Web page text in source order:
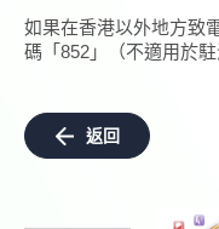
如果在香港以外地方致
碼「852」（不適用於
返回